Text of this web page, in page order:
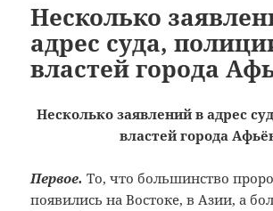
Несколько
адрес суда,
властей города
Несколько заявлений в адрес
властей города
Первое. То, что большинство
появились на Востоке, в Азии, а